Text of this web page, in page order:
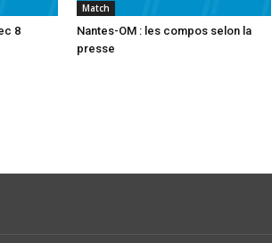
8
Match
Nantes-OM : les compos selon la
presse